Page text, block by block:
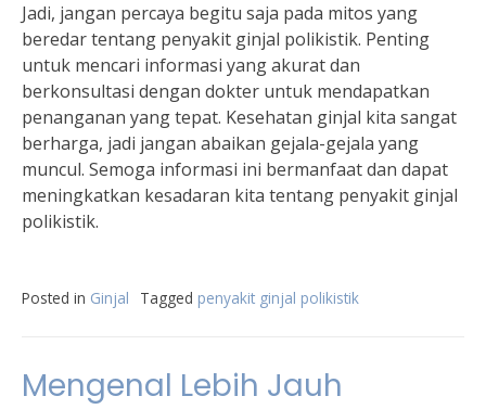
Jadi, jangan percaya begitu saja pada mitos yang
beredar tentang penyakit ginjal polikistik. Penting
untuk mencari informasi yang akurat dan
berkonsultasi dengan dokter untuk mendapatkan
penanganan yang tepat. Kesehatan ginjal kita sangat
berharga, jadi jangan abaikan gejala-gejala yang
muncul. Semoga informasi ini bermanfaat dan dapat
meningkatkan kesadaran kita tentang penyakit ginjal
polikistik.
Posted in Ginjal Tagged penyakit ginjal polikistik
Mengenal Lebih Jauh